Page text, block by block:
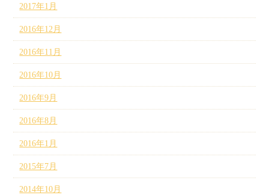
2017年1月
2016年12月
2016年11月
2016年10月
2016年9月
2016年8月
2016年1月
2015年7月
2014年10月